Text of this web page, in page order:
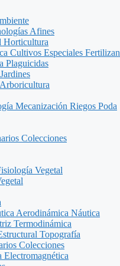
Afines
Horticultura
Cultivos Especiales
Plaguicidas
Mecanización Riegos Poda
Colecciones
Vegetal
Aerodinámica Náutica
Termodinámica
Topografía
Colecciones
Electromagnética